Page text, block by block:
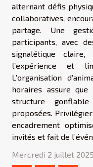
alternant défis
collaboratives,
partage. Une
participants, avec
signalétique
l’expérience et
L’organisation
horaires assure
structure
proposées.
encadrement
invités et fait de
Mercredi 2 juillet